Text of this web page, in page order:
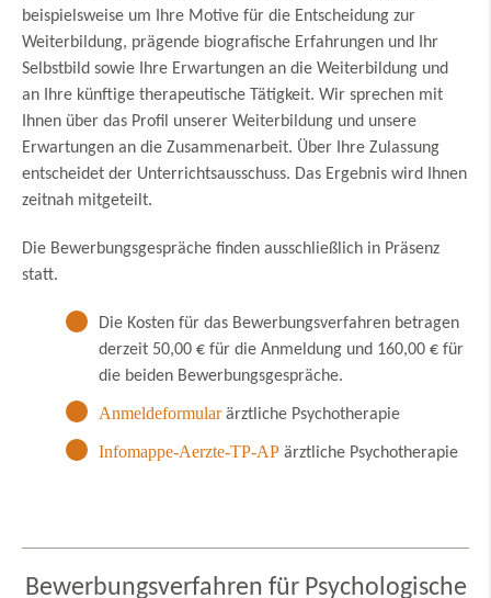
beispielsweise um Ihre Motive für die Entscheidung zur
Weiterbildung, prägende biografische Erfahrungen und Ihr
Selbstbild sowie Ihre Erwartungen an die Weiterbildung und
an Ihre künftige therapeutische Tätigkeit. Wir sprechen mit
Ihnen über das Profil unserer Weiterbildung und unsere
Erwartungen an die Zusammenarbeit. Über Ihre Zulassung
entscheidet der Unterrichtsausschuss. Das Ergebnis wird Ihnen
zeitnah mitgeteilt.
Die Bewerbungsgespräche finden ausschließlich in Präsenz
statt.
Die Kosten für das Bewerbungsverfahren betragen
derzeit 50,00 € für die Anmeldung und 160,00 € für
die beiden Bewerbungsgespräche.
Anmeldeformularärztliche Psychotherapie
Infomappe-Aerzte-TP-AP ärztliche Psychotherapie
Bewerbungsverfahren für Psychologische